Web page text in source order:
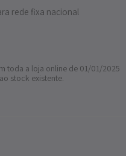
rede fixa nacional
toda a loja online de 01/01/2025
stock existente.